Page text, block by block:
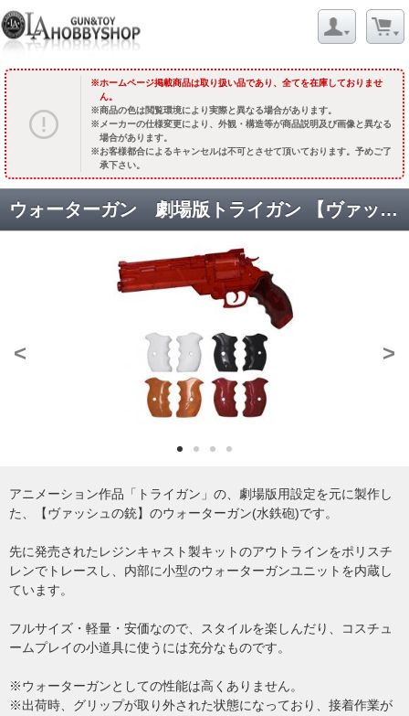
ホームページ掲載商品は取り扱い品であり、全てを在庫しておりませ
ん。
商品の色は閲覧環境により実際と異なる場合があります。
メーカーの仕様変更により、外観・構造等が商品説明及び画像と異なる
場合があります。
お客様都合によるキャンセルは不可とさせて頂いております。予めご了
承下さい。
ウォーターガン 劇場版トライガン 【ヴァッシュの銃】 クリアレッド /ドレスアップグリップ付
< >
アニメーション作品「トライガン」の、劇場版用設定を元に製作し
た、【ヴァッシュの銃】のウォーターガン(水鉄砲)です。
先に発売されたレジンキャスト製キットのアウトラインをポリスチ
レンでトレースし、内部に小型のウォーターガンユニットを内蔵し
ています。
フルサイズ・軽量・安価なので、スタイルを楽しんだり、コスチュ
ームプレイの小道具に使うには充分なものです。
※ウォーターガンとしての性能は高くありません。
※出荷時、グリップが取り外された状態になっており、接着作業が